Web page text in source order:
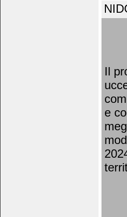
Il
e